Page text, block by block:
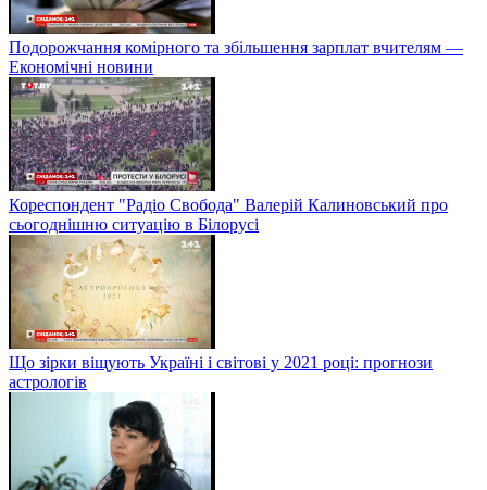
Подорожчання комірного та збільшення зарплат вчителям —
Економічні новини
Кореспондент "Радіо Свобода" Валерій Калиновський про
сьогоднішню ситуацію в Білорусі
Що зірки віщують Україні і світові у 2021 році: прогнози
астрологів